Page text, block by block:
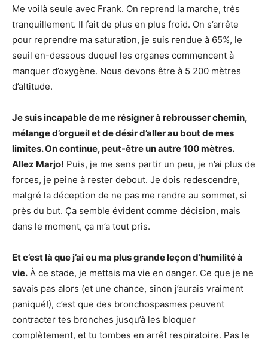
Me voilà seule avec Frank. On reprend la marche, très
tranquillement. Il fait de plus en plus froid. On s’arrête
pour reprendre ma saturation, je suis rendue à 65%, le
seuil en-dessous duquel les organes commencent à
manquer d’oxygène. Nous devons être à 5 200 mètres
d’altitude.
Je suis incapable de me résigner à rebrousser chemin,
mélange d’orgueil et de désir d’aller au bout de mes
limites. On continue, peut-être un autre 100 mètres.
Allez Marjo! Puis, je me sens partir un peu, je n’ai plus de
forces, je peine à rester debout. Je dois redescendre,
malgré la déception de ne pas me rendre au sommet, si
près du but. Ça semble évident comme décision, mais
dans le moment, ça m’a tout pris.
Et c’est là que j’ai eu ma plus grande leçon d’humilité à
vie. À ce stade, je mettais ma vie en danger. Ce que je ne
savais pas alors (et une chance, sinon j’aurais vraiment
paniqué!), c’est que des bronchospasmes peuvent
contracter tes bronches jusqu’à les bloquer
complètement, et tu tombes en arrêt respiratoire. Pas le